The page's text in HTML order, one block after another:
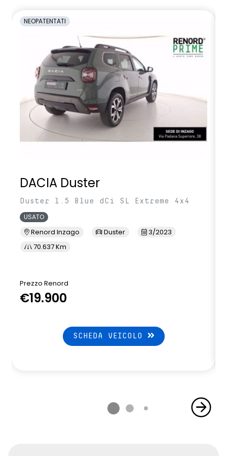
NEOPATENTATI
DACIA Duster
Duster 1.5 Blue dCi SL Extreme 4x4
USATO
Renord Inzago Duster
3/2023
70.637 Km
Prezzo Renord
€19.900
SCHEDA VEICOLO